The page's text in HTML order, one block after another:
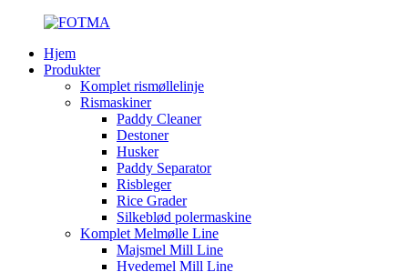
Hjem
Produkter
Komplet rismøllelinje
Rismaskiner
Paddy Cleaner
Destoner
Husker
Paddy Separator
Risbleger
Rice Grader
Silkeblød polermaskine
Komplet Melmølle Line
Majsmel Mill Line
Hvedemel Mill Line